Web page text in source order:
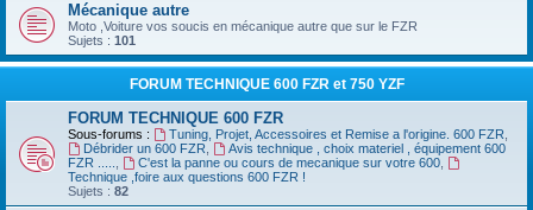
Mécanique autre
Moto ,Voiture vos soucis en mécanique autre que sur le FZR
Sujets : 101
FORUM TECHNIQUE 600 FZR et 750 YZF
FORUM TECHNIQUE 600 FZR
Sous-forums : Tuning, Projet, Accessoires et Remise a l'origine. 600 FZR
Débrider un 600 FZR
Avis technique , choix materiel , équipement 600
FZR .....
C'est la panne ou cours de mecanique sur votre 600,
Technique ,foire aux questions 600 FZR !
Sujets : 82